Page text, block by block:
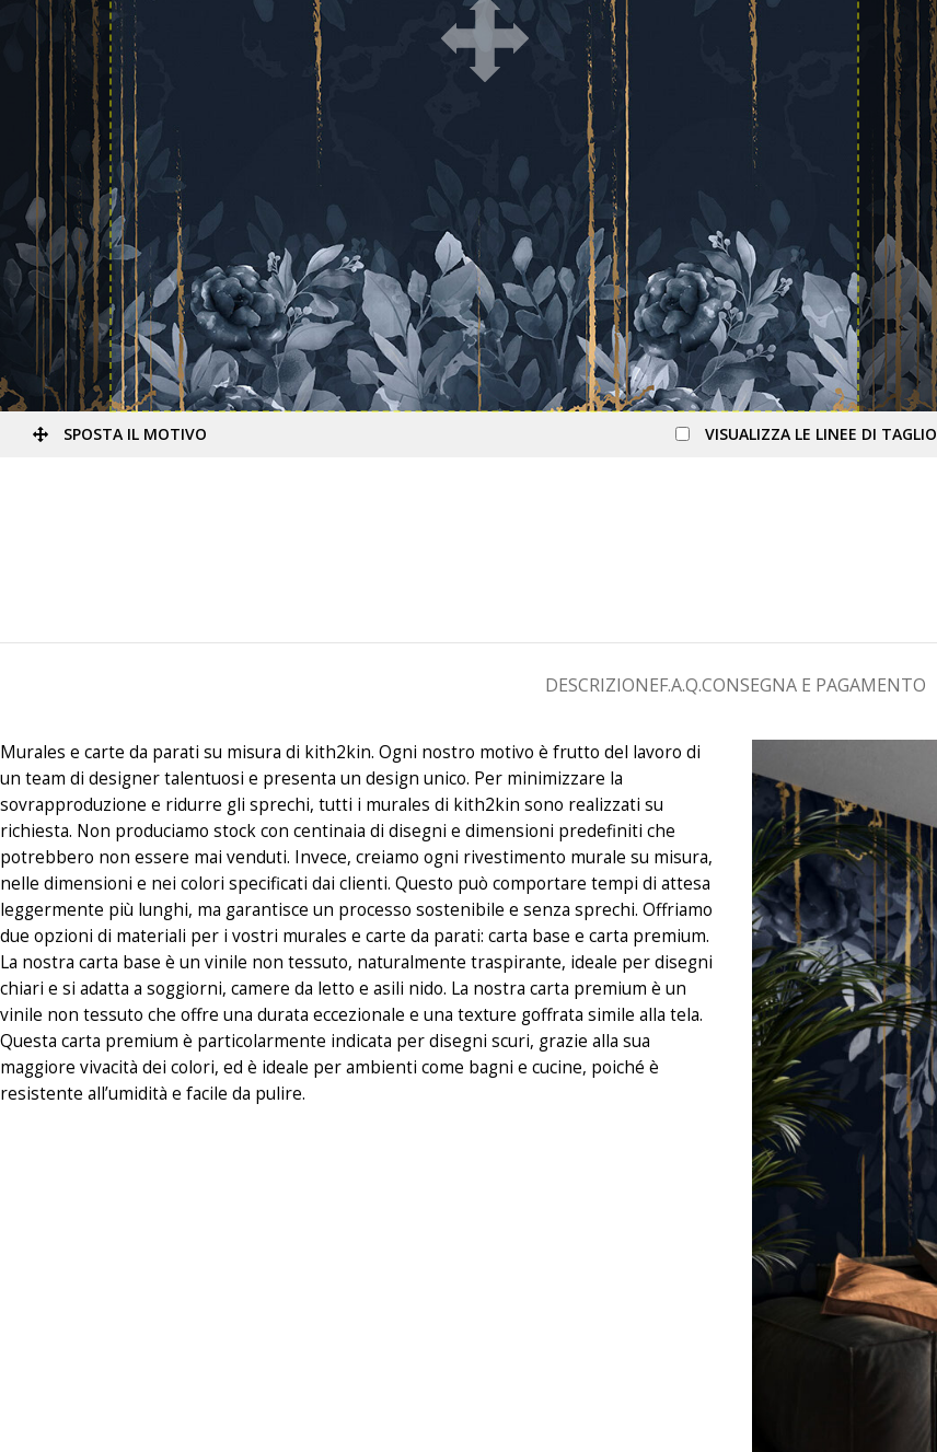
SPOSTA IL MOTIVO VISUALIZZA LE LINEE DI TAGLIO
DESCRIZIONEF.A.Q.CONSEGNA E PAGAMENTO
Murales e carte da parati su misura di kith2kin. Ogni nostro motivo è frutto del lavoro di
un team di designer talentuosi e presenta un design unico. Per minimizzare la
sovrapproduzione e ridurre gli sprechi, tutti i murales di kith2kin sono realizzati su
richiesta. Non produciamo stock con centinaia di disegni e dimensioni predefiniti che
potrebbero non essere mai venduti. Invece, creiamo ogni rivestimento murale su misura,
nelle dimensioni e nei colori specificati dai clienti. Questo può comportare tempi di attesa
leggermente più lunghi, ma garantisce un processo sostenibile e senza sprechi. Offriamo
due opzioni di materiali per i vostri murales e carte da parati: carta base e carta premium.
La nostra carta base è un vinile non tessuto, naturalmente traspirante, ideale per disegni
chiari e si adatta a soggiorni, camere da letto e asili nido. La nostra carta premium è un
vinile non tessuto che offre una durata eccezionale e una texture goffrata simile alla tela.
Questa carta premium è particolarmente indicata per disegni scuri, grazie alla sua
maggiore vivacità dei colori, ed è ideale per ambienti come bagni e cucine, poiché è
resistente all’umidità e facile da pulire.